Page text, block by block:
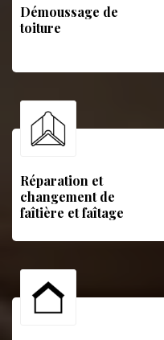
Démoussage de
toiture
Réparation et
changement de
faîtière et faîtage